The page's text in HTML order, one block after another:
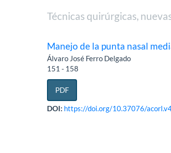
Técnicas quirúrgicas,
Manejo de la punta nasal
Álvaro José Ferro Delgado
151 - 158
PDF
DOI: https://doi.org/10.37076/